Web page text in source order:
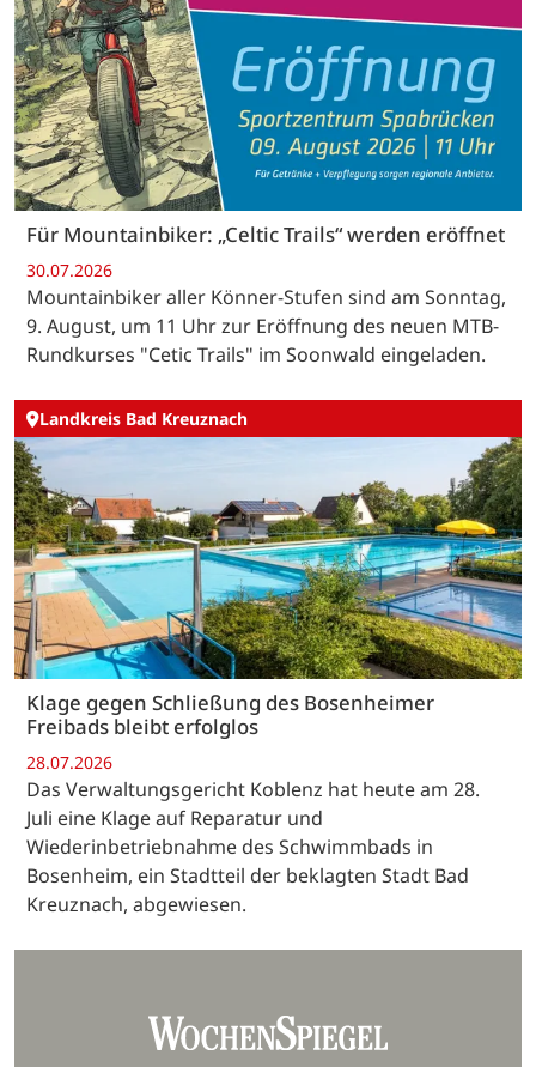
Für Mountainbiker: „Celtic Trails“ werden eröffnet
30.07.2026
Mountainbiker aller Könner-Stufen sind am Sonntag,
9. August, um 11 Uhr zur Eröffnung des neuen MTB-
Rundkurses "Cetic Trails" im Soonwald eingeladen.
Landkreis Bad Kreuznach
Klage gegen Schließung des Bosenheimer
Freibads bleibt erfolglos
28.07.2026
Das Verwaltungsgericht Koblenz hat heute am 28.
Juli eine Klage auf Reparatur und
Wiederinbetriebnahme des Schwimmbads in
Bosenheim, ein Stadtteil der beklagten Stadt Bad
Kreuznach, abgewiesen.